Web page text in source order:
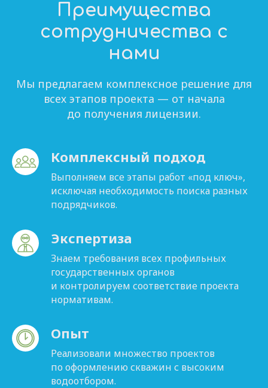
Преимущества
сотрудничества с
нами
Мы предлагаем комплексное решение для
всех этапов проекта — от начала
до получения лицензии.
Комплексный подход
Выполняем все этапы работ «под ключ»,
исключая необходимость поиска разных
подрядчиков.
Экспертиза
Знаем требования всех профильных
государственных органов
и контролируем соответствие проекта
нормативам.
Опыт
Реализовали множество проектов
по оформлению скважин с высоким
водоотбором.